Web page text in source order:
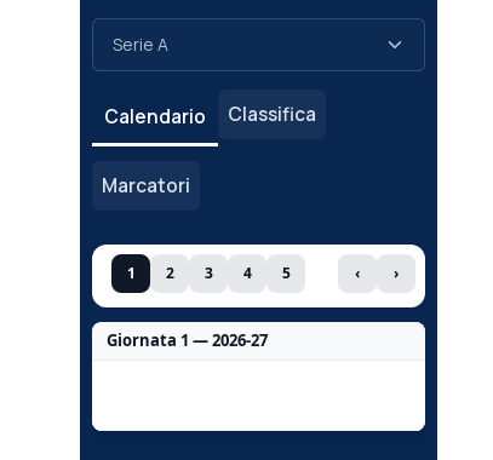
Calendario Classifica
Marcatori
1 2 3 4 5 ‹ ›
Giornata 1 — 2026-27